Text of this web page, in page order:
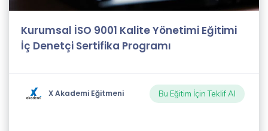
Mike
hussy
Adam
Kurumsal İSO 9001 Kalite Yönetimi Eğitimi
İç Denetçi Sertifika Programı
X Akademi Eğitmeni Bu Eğitim İçin Teklif Al